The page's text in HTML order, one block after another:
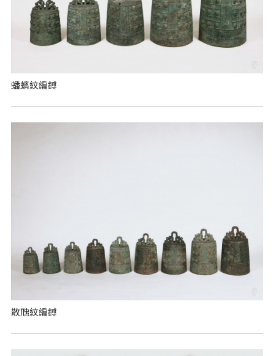
蟠螭紋編鎛
散虺紋編鎛